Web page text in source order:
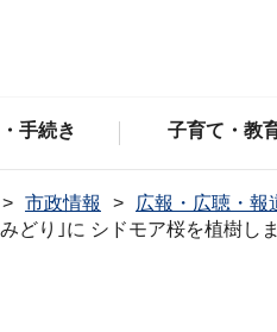
手続き 子育て・教
市政情報 広報・広聴・報
どり｣に シドモア桜を植樹し